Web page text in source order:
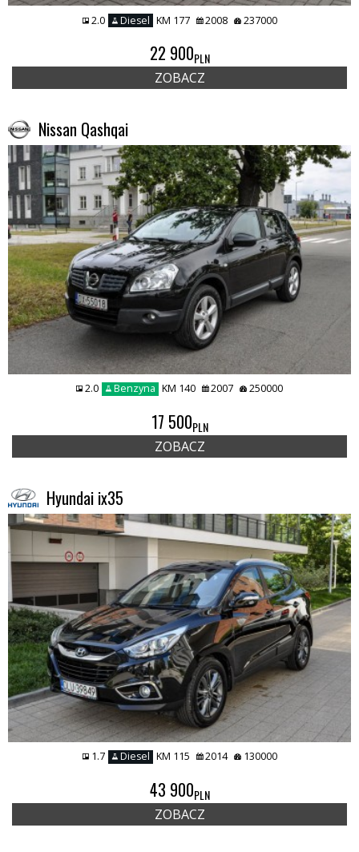
2.0 Diesel KM 177 2008 237000
22 900PLN
ZOBACZ
Nissan Qashqai
2.0 Benzyna KM 140 2007 250000
17 500PLN
ZOBACZ
Hyundai ix35
1.7 Diesel KM 115 2014 130000
43 900PLN
ZOBACZ